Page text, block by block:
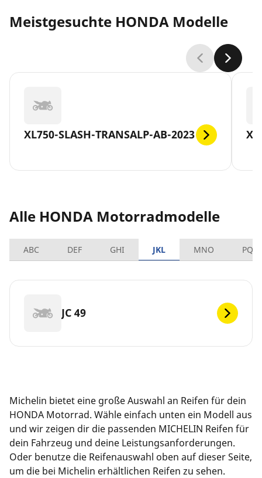
Meistgesuchte HONDA Modelle
XL750-SLASH-TRANSALP-AB-2023 X-
Alle HONDA Motorradmodelle
ABC DEF GHI JKL MNO
JC 49
Michelin bietet eine große Auswahl an Reifen für dein
HONDA Motorrad. Wähle einfach unten ein Modell aus
und wir zeigen dir die passenden MICHELIN Reifen für
dein Fahrzeug und deine Leistungsanforderungen.
Oder benutze die Reifenauswahl oben auf dieser Seite,
um die bei Michelin erhältlichen Reifen zu sehen.